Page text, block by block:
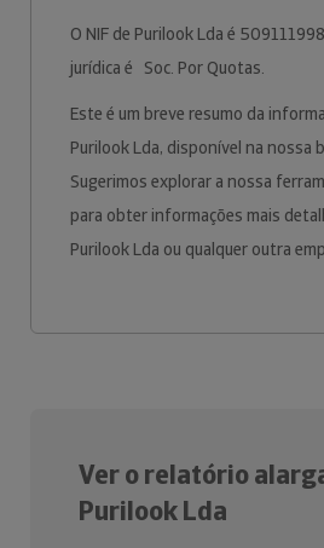
O NIF de Purilook Lda é
jurídica é Soc. Por Quotas.
Este é um breve resumo da
Purilook Lda, disponível na nossa
Sugerimos explorar a nossa
para obter informações mais
Purilook Lda ou qualquer outra
Ver o relatório
Purilook Lda